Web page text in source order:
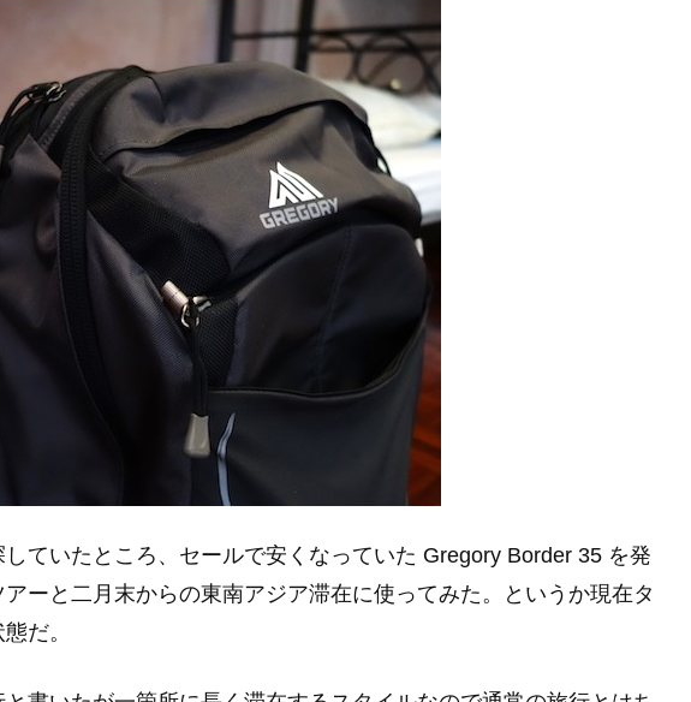
ていたところ、セールで安くなっていた Gregory Border 35 を発
ーと二月末からの東南アジア滞在に使ってみた。というか現在タ
だ。